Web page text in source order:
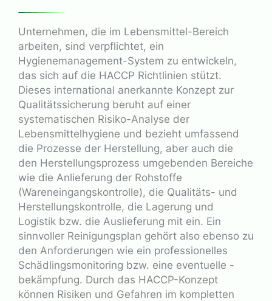
Unternehmen, die im Lebensmittel-Bereich
arbeiten, sind verpflichtet, ein
Hygienemanagement-System zu entwickeln,
das sich auf die HACCP Richtlinien stützt.
Dieses international anerkannte Konzept zur
Qualitätssicherung beruht auf einer
systematischen Risiko-Analyse der
Lebensmittelhygiene und bezieht umfassend
die Prozesse der Herstellung, aber auch die
den Herstellungsprozess umgebenden Bereiche
wie die Anlieferung der Rohstoffe
(Wareneingangskontrolle), die Qualitäts- und
Herstellungskontrolle, die Lagerung und
Logistik bzw. die Auslieferung mit ein. Ein
sinnvoller Reinigungsplan gehört also ebenso zu
den Anforderungen wie ein professionelles
Schädlingsmonitoring bzw. eine eventuelle -
bekämpfung. Durch das HACCP-Konzept
können Risiken und Gefahren im kompletten